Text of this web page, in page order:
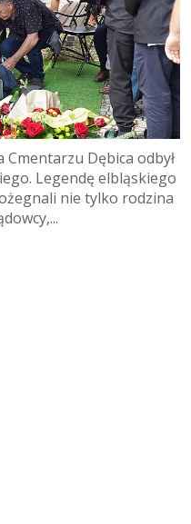
Cmentarzu Dębica odbył
Legendę elbląskiego
nie tylko rodzina